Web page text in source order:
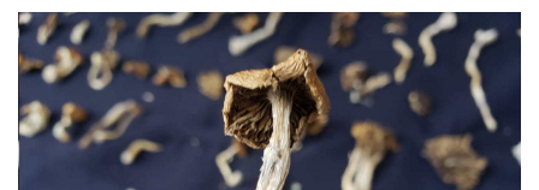
Tribunales
Deporte
Política